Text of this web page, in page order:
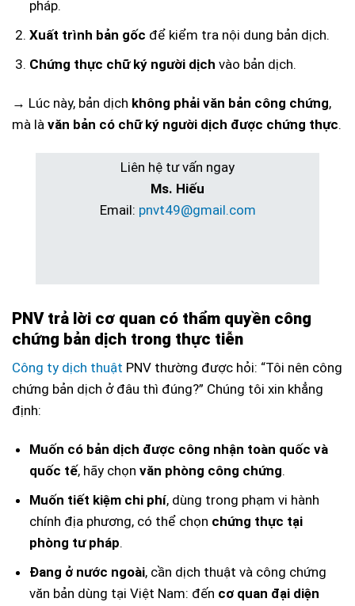
pháp.
Xuất trình bản gốc để kiểm tra nội dung bản dịch.
Chứng thực chữ ký người dịch vào bản dịch.
→ Lúc này, bản dịch không phải văn bản công chứng,
mà là văn bản có chữ ký người dịch được chứng thực.
Liên hệ tư vấn ngay
Ms. Hiếu
Email: pnvt49@gmail.com
PNV trả lời cơ quan có thẩm quyền công
chứng bản dịch trong thực tiễn
Công ty dịch thuật PNV thường được hỏi: “Tôi nên công
chứng bản dịch ở đâu thì đúng?” Chúng tôi xin khẳng
định:
Muốn có bản dịch được công nhận toàn quốc và
quốc tế, hãy chọnvăn phòng công chứng.
Muốn tiết kiệm chi phí, dùng trong phạm vi hành
chính địa phương, có thể chọn chứng thực tại
phòng tư pháp.
Đang ở nước ngoài, cần dịch thuật và công chứng
văn bản dùng tại Việt Nam: đến cơ quan đại diện